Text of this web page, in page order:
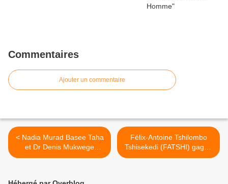
Commentaires
Ajouter un commentaire
< Nadia Murad Basee Taha
et Dr Denis Mukwege
Mukengere intronisés
Félix-Antoine Tshilombo
Tshisekedi (FATSHI) gagne
le scrutin présidentiel >